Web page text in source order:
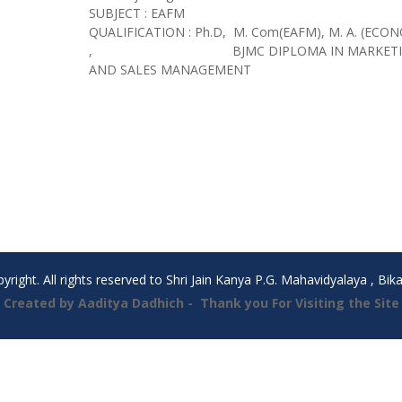
SUBJECT : EAFM
QUALIFICATION : Ph.D, M. Com(EAFM), M. A.
, BJMC DIPLOMA IN
AND SALES MANAGEMENT
All rights reserved to Shri Jain Kanya P.G. Mahavidyalaya ,
Created by Aaditya Dadhich - Thank you For Visiting the Site